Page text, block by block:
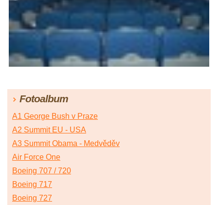
Fotoalbum
A1 George Bush v Praze
A2 Summit EU - USA
A3 Summit Obama - Medvěděv
Air Force One
Boeing 707 / 720
Boeing 717
Boeing 727